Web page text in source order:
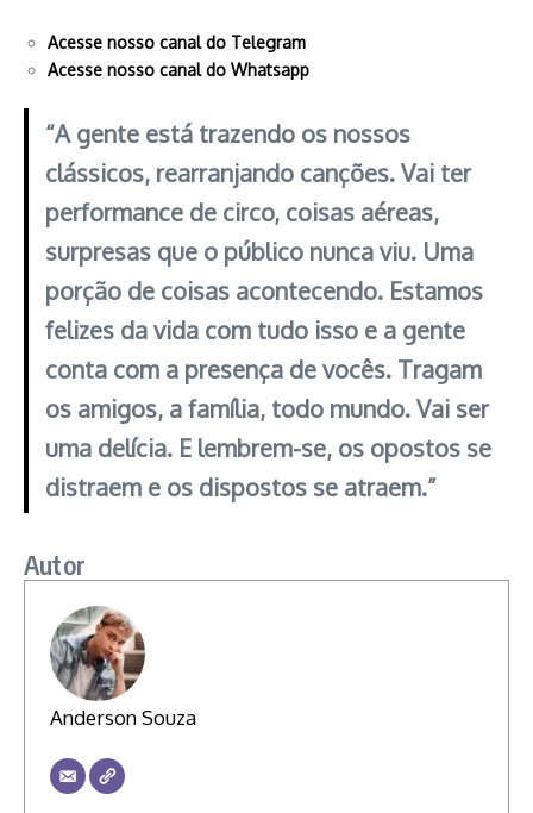
Acesse nosso canal do Telegram
Acesse nosso canal do Whatsapp
“A gente está trazendo os nossos
clássicos, rearranjando canções. Vai ter
performance de circo, coisas aéreas,
surpresas que o público nunca viu. Uma
porção de coisas acontecendo. Estamos
felizes da vida com tudo isso e a gente
conta com a presença de vocês. Tragam
os amigos, a família, todo mundo. Vai ser
uma delícia. E lembrem-se, os opostos se
distraem e os dispostos se atraem.”
Autor
Anderson Souza